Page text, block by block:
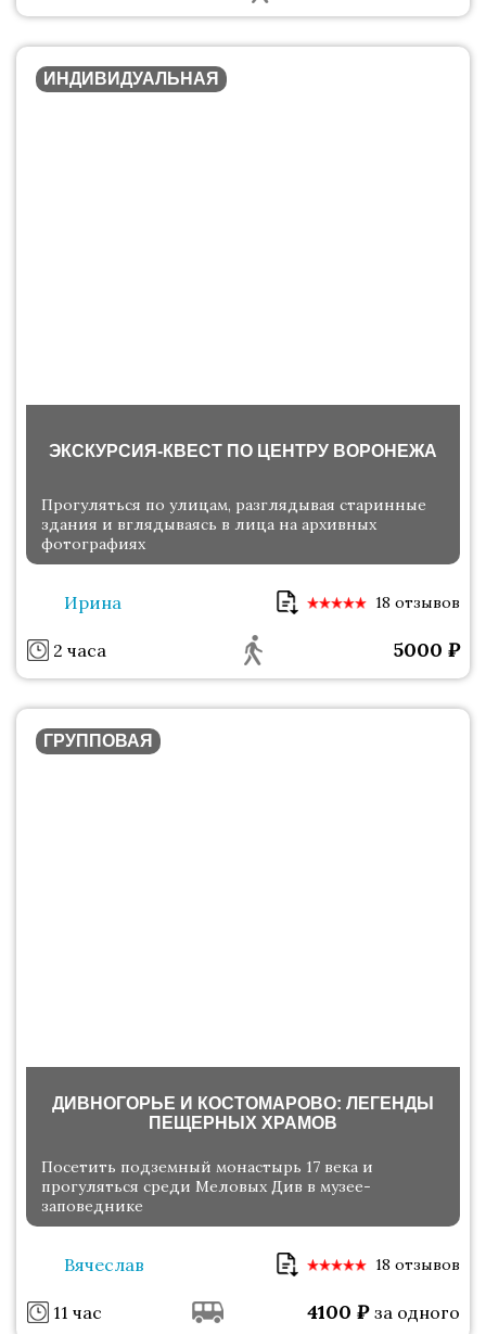
ИНДИВИДУАЛЬНАЯ
ЭКСКУРСИЯ-КВЕСТ ПО ЦЕНТРУ ВОРОНЕЖА
Прогуляться по улицам, разглядывая старинные
здания и вглядываясь в лица на архивных
фотографиях
Ирина 18 отзывов
2 часа 5000 ₽
ГРУППОВАЯ
ДИВНОГОРЬЕ И КОСТОМАРОВО: ЛЕГЕНДЫ
ПЕЩЕРНЫХ ХРАМОВ
Посетить подземный монастырь 17 века и
прогуляться среди Меловых Див в музее-
заповеднике
Вячеслав 18 отзывов
11 час 4100 ₽ за одного